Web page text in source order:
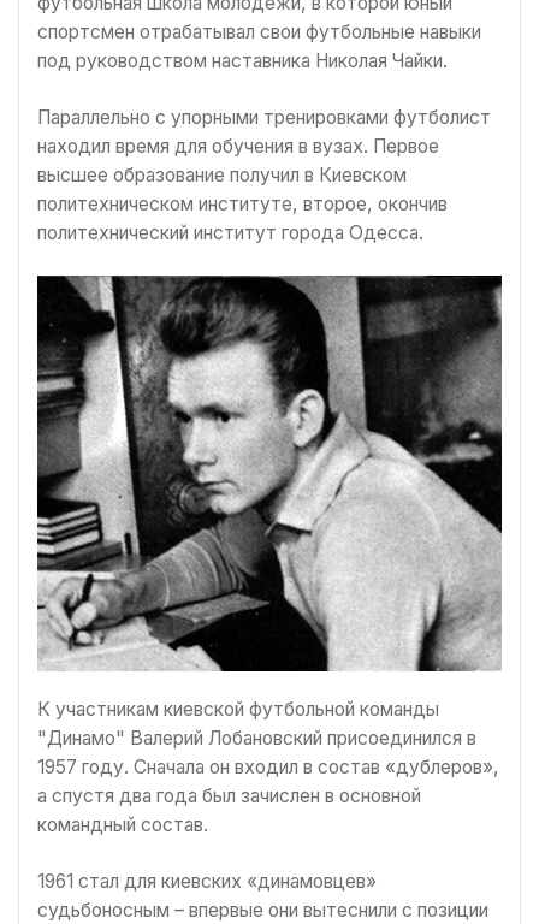
спортсмен отрабатывал свои футбольные навыки
под руководством наставника Николая Чайки.
Параллельно с упорными тренировками футболист
находил время для обучения в вузах. Первое
высшее образование получил в Киевском
политехническом институте, второе, окончив
политехнический институт города Одесса.
К участникам киевской футбольной команды
"Динамо" Валерий Лобановский присоединился в
1957 году. Сначала он входил в состав «дублеров»,
а спустя два года был зачислен в основной
командный состав.
1961 стал для киевских «динамовцев»
судьбоносным – впервые они вытеснили с позиции